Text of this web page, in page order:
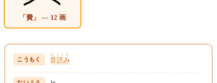
「費」 — 12 画
音読み
おんよみ